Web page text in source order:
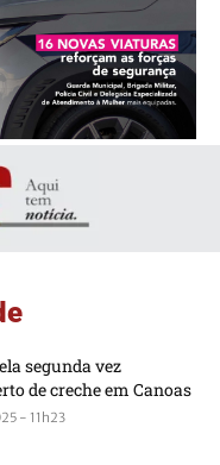
segunda vez
de creche em Canoas
- 11h23